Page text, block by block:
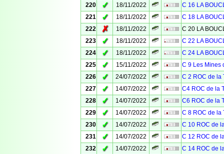
220
✓ 18/11/2022
C 16 LA
221
✓ 18/11/2022
C 18 LA
222
✗ 18/11/2022
C 20 LA
223
✓ 18/11/2022
C 22 LA
224
✓ 18/11/2022
C 24 LA
225
✓ 15/11/2022
C 9 Les Mines
226
✓ 24/07/2022
C 2 ROC de la
227
✓ 14/07/2022
C4 ROC de la
228
✓ 14/07/2022
C6 ROC de la
229
✓ 14/07/2022
C 8 ROC de la
230
✓ 14/07/2022
C 10 ROC de
231
✓ 14/07/2022
C 12 ROC de
232
✓ 14/07/2022
C 14 ROC de